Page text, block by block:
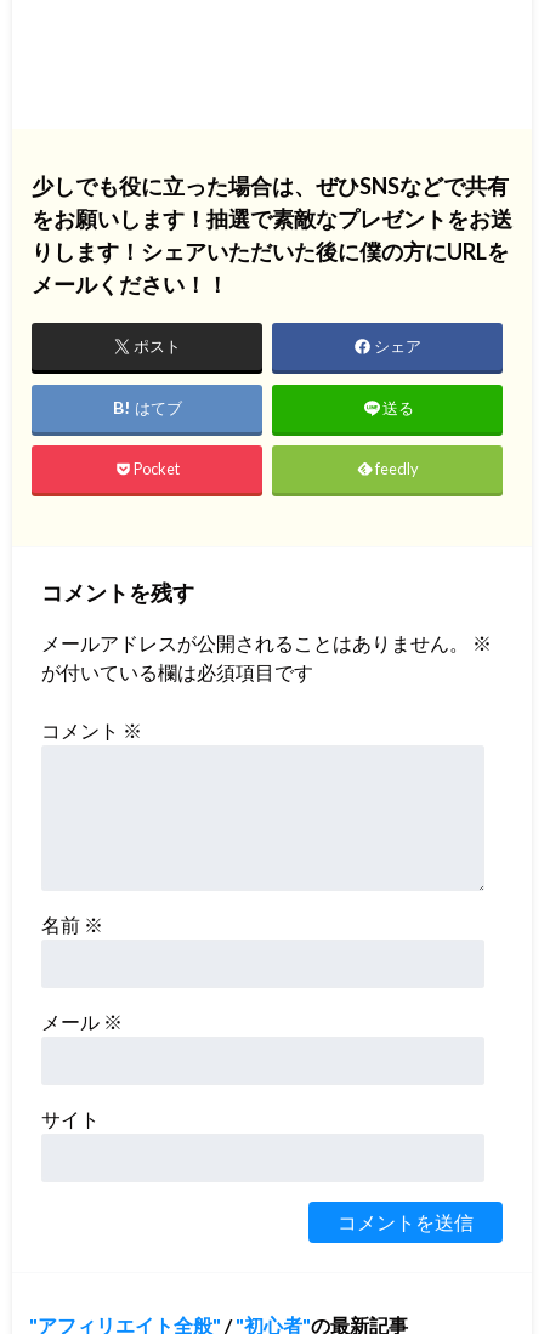
少しでも役に立った場合は、ぜひSNSなどで共有
をお願いします！抽選で素敵なプレゼントをお送
りします！シェアいただいた後に僕の方にURLを
メールください！！
ポスト シェア
はてブ 送る
Pocket feedly
コメントを残す
メールアドレスが公開されることはありません。
※
が付いている欄は必須項目です
コメント ※
名前 ※
メール ※
サイト
アフィリエイト全般 / 初心者 の最新記事